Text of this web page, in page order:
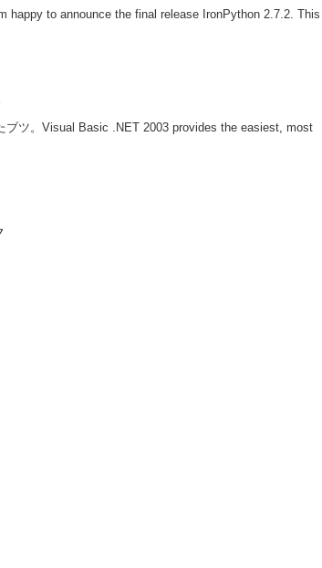
happy to announce the final release IronPython 2.7.2. This
ブツ。Visual Basic .NET 2003 provides the easiest, most